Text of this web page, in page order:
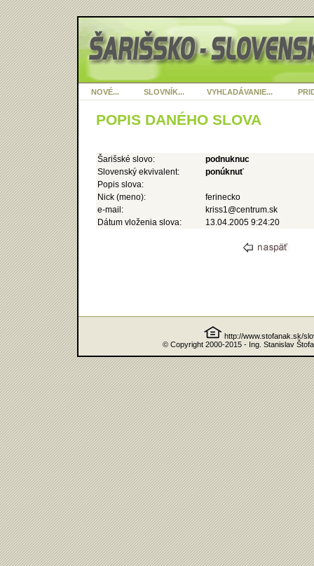
NOVÉ... SLOVNÍK... VYHĽADÁVANIE...
POPIS DANÉHO SLOVA
Šarišské slovo:
podnuknuc
Slovenský ekvivalent:
ponúknuť
Popis slova:
Nick (meno):
ferinecko
e-mail:
kriss1@centrum.sk
Dátum vloženia slova:
13.04.2005 9:24:20
http://www.stofanak.sk/
© Copyright 2000-2015 - Ing. Stanislav